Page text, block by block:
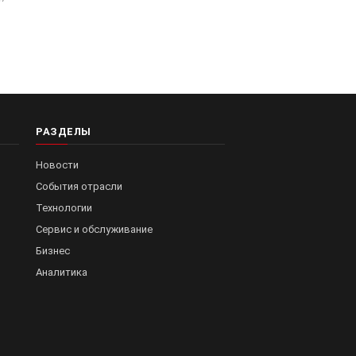
РАЗДЕЛЫ
Новости
События отрасли
Технологии
Сервис и обслуживание
Бизнес
Аналитика